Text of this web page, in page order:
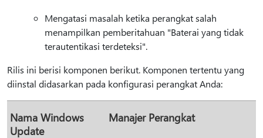
Mengatasi masalah ketika perangkat salah
menampilkan pemberitahuan "Baterai yang tidak
terautentikasi terdeteksi".
Rilis ini berisi komponen berikut. Komponen tertentu yang
diinstal didasarkan pada konfigurasi perangkat Anda:
Nama Windows
Update
Manajer Perangkat